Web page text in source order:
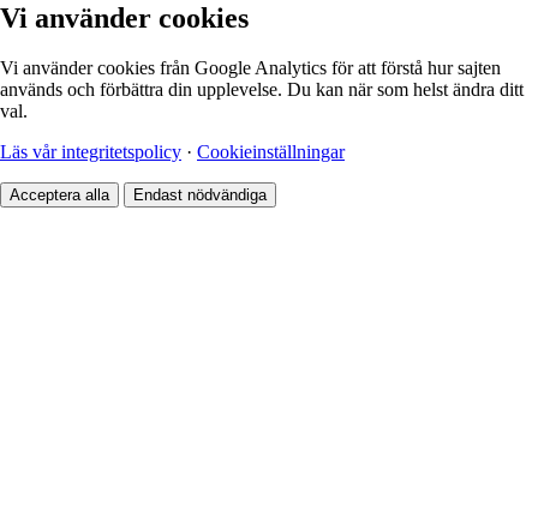
Vi använder cookies
Vi använder cookies från Google Analytics för att förstå hur sajten
används och förbättra din upplevelse. Du kan när som helst ändra ditt
val.
Läs vår integritetspolicy · Cookieinställningar
Acceptera alla Endast nödvändiga